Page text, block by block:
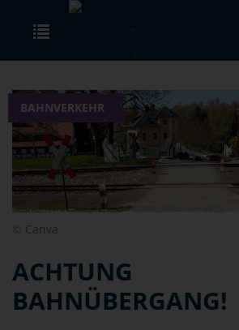
Skip to main content
BAHNVERKEHR
© Canva
ACHTUNG
BAHNÜBERGANG!